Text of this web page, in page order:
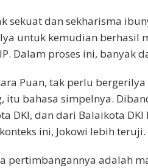
sekuat dan sekharisma
untuk kemudian berhasil
Dalam proses ini, banyak
Puan, tak perlu
itu bahasa simpelnya.
DKI, dan dari Balaikota
ini, Jokowi lebih teruji.
pertimbangannya adalah